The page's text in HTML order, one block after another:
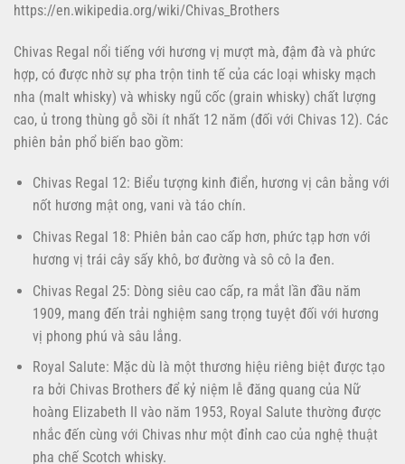
https://en.wikipedia.org/wiki/Chivas_Brothers
Chivas Regal nổi tiếng với hương vị mượt mà, đậm đà và phức
hợp, có được nhờ sự pha trộn tinh tế của các loại whisky mạch
nha (malt whisky) và whisky ngũ cốc (grain whisky) chất lượng
cao, ủ trong thùng gỗ sồi ít nhất 12 năm (đối với Chivas 12). Các
phiên bản phổ biến bao gồm:
Chivas Regal 12: Biểu tượng kinh điển, hương vị cân bằng với
nốt hương mật ong, vani và táo chín.
Chivas Regal 18: Phiên bản cao cấp hơn, phức tạp hơn với
hương vị trái cây sấy khô, bơ đường và sô cô la đen.
Chivas Regal 25: Dòng siêu cao cấp, ra mắt lần đầu năm
1909, mang đến trải nghiệm sang trọng tuyệt đối với hương
vị phong phú và sâu lắng.
Royal Salute: Mặc dù là một thương hiệu riêng biệt được tạo
ra bởi Chivas Brothers để kỷ niệm lễ đăng quang của Nữ
hoàng Elizabeth II vào năm 1953, Royal Salute thường được
nhắc đến cùng với Chivas như một đỉnh cao của nghệ thuật
pha chế Scotch whisky.